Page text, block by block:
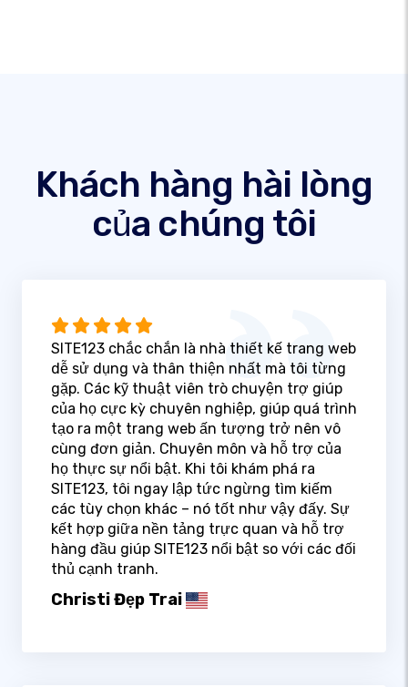
Khách hàng hài lòng
của chúng tôi
SITE123 chắc chắn là nhà thiết kế trang web
dễ sử dụng và thân thiện nhất mà tôi từng
gặp. Các kỹ thuật viên trò chuyện trợ giúp
của họ cực kỳ chuyên nghiệp, giúp quá trình
tạo ra một trang web ấn tượng trở nên vô
cùng đơn giản. Chuyên môn và hỗ trợ của
họ thực sự nổi bật. Khi tôi khám phá ra
SITE123, tôi ngay lập tức ngừng tìm kiếm
các tùy chọn khác – nó tốt như vậy đấy. Sự
kết hợp giữa nền tảng trực quan và hỗ trợ
hàng đầu giúp SITE123 nổi bật so với các đối
thủ cạnh tranh.
Christi Đẹp Trai